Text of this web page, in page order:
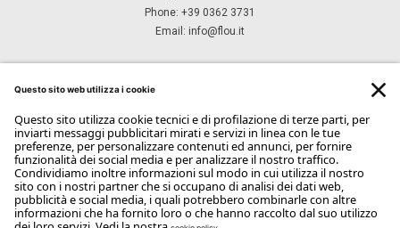
Phone: +39 0362 3731
Email: info@flou.it
Iscriviti